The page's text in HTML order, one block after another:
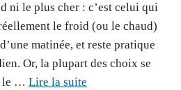
ni le plus cher : c’est celui qui
le froid (ou le chaud)
matinée, et reste pratique
Or, la plupart des choix se
le … Lire la suite